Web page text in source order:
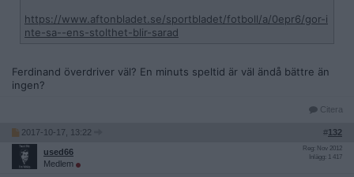
https://www.aftonbladet.se/sportbladet/fotboll/a/0epr6/gor-i
nte-sa--ens-stolthet-blir-sarad
Ferdinand överdriver väl? En minuts speltid är väl ändå bättre än
ingen?
Citera
2017-10-17, 13:22 #132
used66
Medlem
Reg: Nov 2012
Inlägg: 1 417